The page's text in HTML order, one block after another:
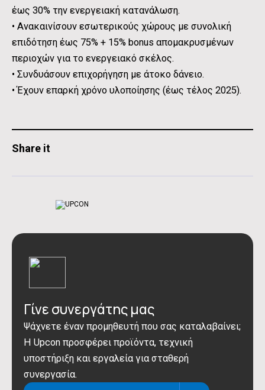
έως 30% την ενεργειακή κατανάλωση.
• Ανακαινίσουν εσωτερικούς χώρους με συνολική
επιδότηση έως 75% + 15% bonus απομακρυσμένων
περιοχών για το ενεργειακό σκέλος.
• Συνδυάσουν επιχορήγηση με άτοκο δάνειο.
• Έχουν επαρκή χρόνο υλοποίησης (έως τέλος 2025).
Share it
Γίνε συνεργάτης μας
Ψάχνετε έναν προμηθευτή που σας καταλαβαίνει;
Η Upcon προσφέρει προϊόντα, τεχνική
υποστήριξη και εργαλεία για σταθερή
συνεργασία.